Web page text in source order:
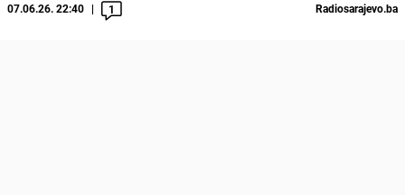
07.06.26. 22:40 1 Radiosarajevo.ba